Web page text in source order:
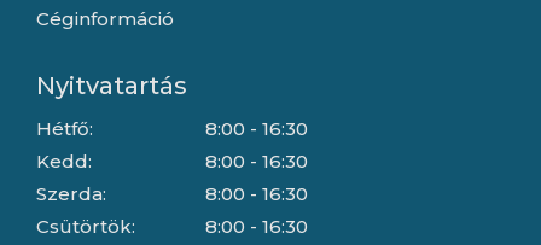
Céginformáció
Nyitvatartás
Hétfő:
Kedd:
Szerda:
Csütörtök:
8:00 - 16:30
8:00 - 16:30
8:00 - 16:30
8:00 - 16:30